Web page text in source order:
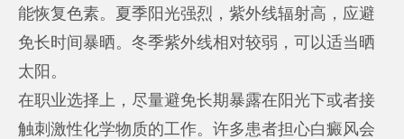
能恢复色素。夏季阳光强烈，紫外线辐射高，应避
免长时间暴晒。冬季紫外线相对较弱，可以适当晒
太阳。
在职业选择上，尽量避免长期暴露在阳光下或者接
触刺激性化学物质的工作。许多患者担心白癜风会